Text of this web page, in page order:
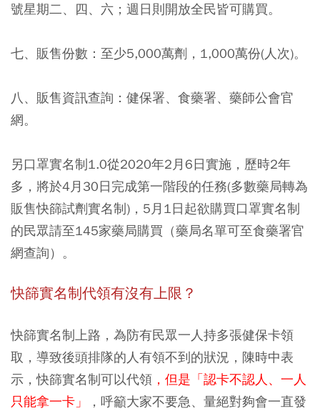
號星期二、四、六；週日則開放全民皆可購買。
七、販售份數：至少5,000萬劑，1,000萬份(人次)。
八、販售資訊查詢：健保署、食藥署、藥師公會官
網。
另口罩實名制1.0從2020年2月6日實施，歷時2年
多，將於4月30日完成第一階段的任務(多數藥局轉為
販售快篩試劑實名制)，5月1日起欲購買口罩實名制
的民眾請至145家藥局購買（藥局名單可至食藥署官
網查詢）。
快篩實名制代領有沒有上限？
快篩實名制上路，為防有民眾一人持多張健保卡領
取，導致後頭排隊的人有領不到的狀況，陳時中表
示，快篩實名制可以代領 ，但是「認卡不認人、一人
只能拿一卡」
，呼籲大家不要急、量絕對夠會一直發